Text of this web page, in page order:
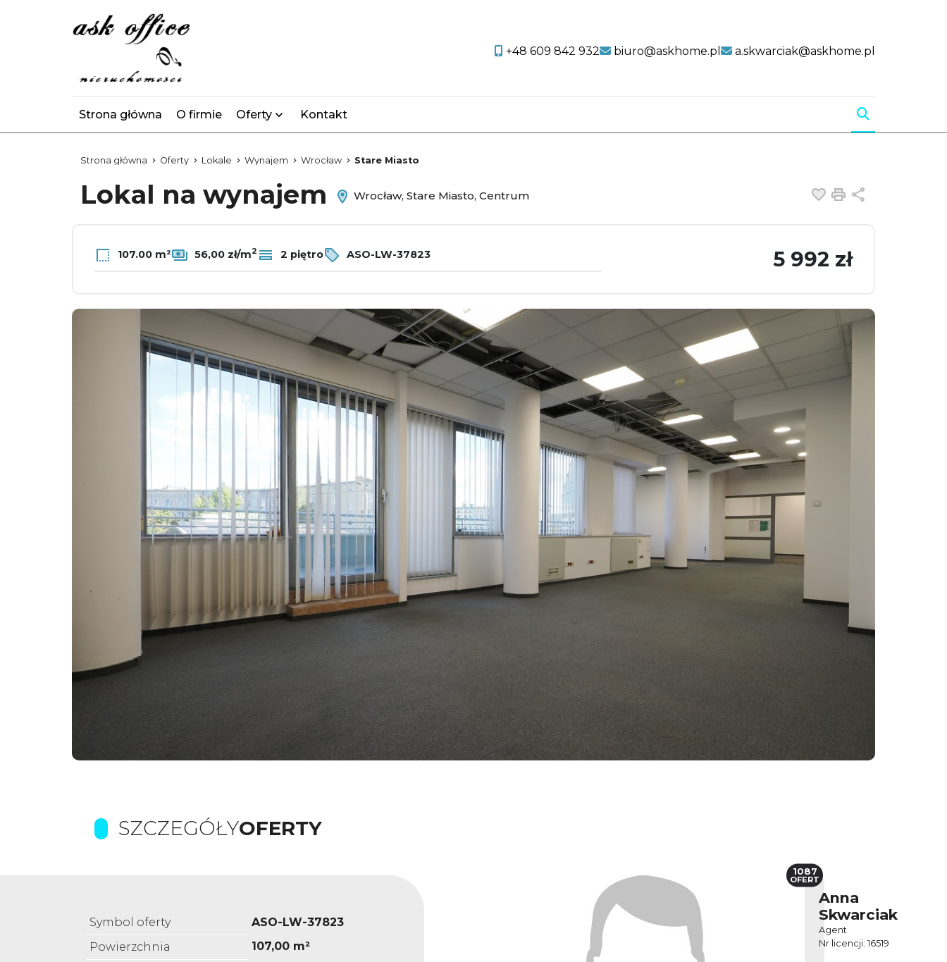
+48 609 842 932 biuro@askhome.pl a.skwarciak@askhome.pl
Strona główna O firmie Oferty Kontakt
Strona główna Oferty Lokale Wynajem Wrocław Stare Miasto
Lokal na wynajem Wrocław, Stare Miasto, Centrum Dodaj do
Drukuj
107.00 m² 56,00 zł/m2 2 piętro ASO-LW-37823 5 992 zł
SZCZEGÓŁYOFERTY
Symbol oferty
ASO-LW-37823
Powierzchnia
107,00 m²
Anna
Skwarciak
Agent
Nr licencji: 16519
1087
OFERT